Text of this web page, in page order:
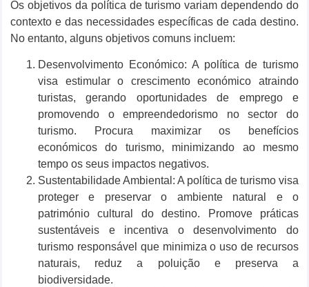
Os objetivos da política de turismo variam dependendo do
contexto e das necessidades específicas de cada destino.
No entanto, alguns objetivos comuns incluem:
Desenvolvimento Económico: A política de turismo
visa estimular o crescimento económico atraindo
turistas, gerando oportunidades de emprego e
promovendo o empreendedorismo no sector do
turismo. Procura maximizar os benefícios
económicos do turismo, minimizando ao mesmo
tempo os seus impactos negativos.
Sustentabilidade Ambiental: A política de turismo visa
proteger e preservar o ambiente natural e o
património cultural do destino. Promove práticas
sustentáveis ​​e incentiva o desenvolvimento do
turismo responsável que minimiza o uso de recursos
naturais, reduz a poluição e preserva a
biodiversidade.